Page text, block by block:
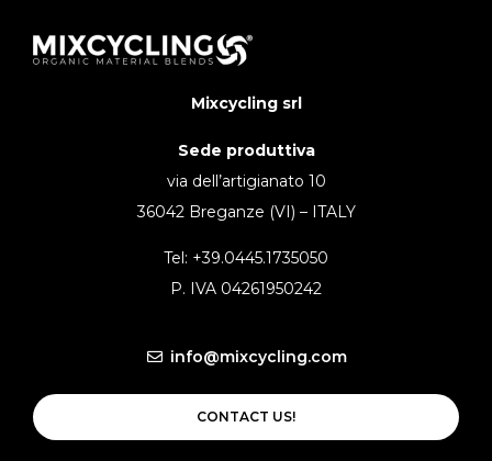
Mixcycling srl
Sede produttiva
via dell’artigianato 10
36042 Breganze (VI) – ITALY
Tel: +39.0445.1735050
P. IVA 04261950242
info@mixcycling.com
CONTACT US!